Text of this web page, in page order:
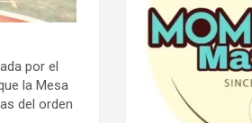
por el
la Mesa
del orden